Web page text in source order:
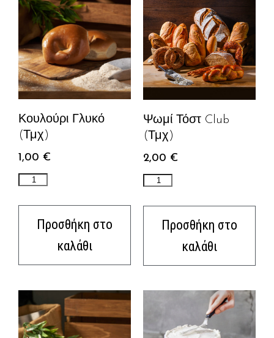
Κουλούρι Γλυκό
(Τμχ)
1,00 €
Προσθήκη στο
καλάθι
Ψωμί Τόστ Club
(Τμχ)
2,00 €
Προσθήκη στο
καλάθι